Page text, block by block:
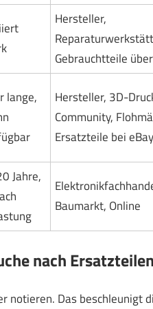
Hersteller,
Gebrauchtteile
lange,
Hersteller, 3D-
Community,
Ersatzteile bei eBay
Jahre,
Baumarkt, Online
nach Ersatzteilen
notieren. Das beschleunigt